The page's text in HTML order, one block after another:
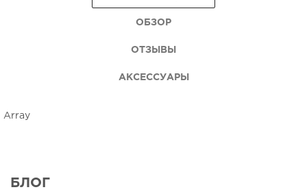
ОБЗОР
ОТЗЫВЫ
АКСЕССУАРЫ
Array
БЛОГ